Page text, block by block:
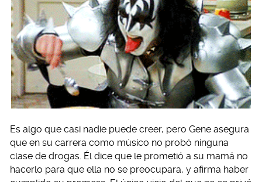
Es algo que casi nadie puede creer, pero Gene asegura
que en su carrera como músico no probó ninguna
clase de drogas. Él dice que le prometió a su mamá no
hacerlo para que ella no se preocupara, y afirma haber